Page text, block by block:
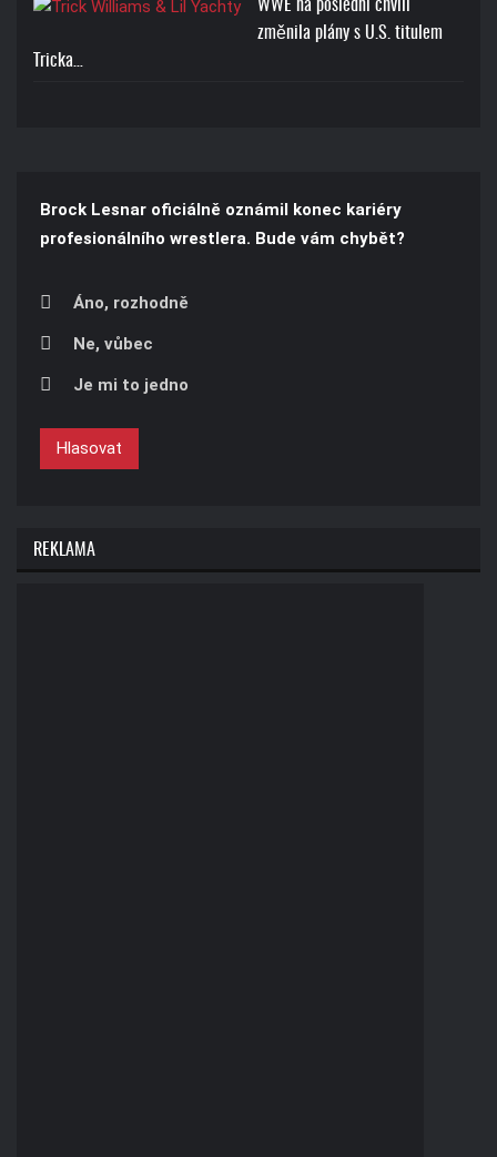
WWE na poslední chvíli
změnila plány s U.S. titulem
Tricka…
Brock Lesnar oficiálně oznámil konec kariéry
profesionálního wrestlera. Bude vám chybět?
Áno, rozhodně
Ne, vůbec
Je mi to jedno
Hlasovat
REKLAMA